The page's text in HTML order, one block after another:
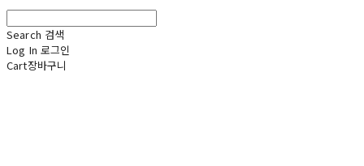
Search 검색
Log In 로그인
Cart장바구니